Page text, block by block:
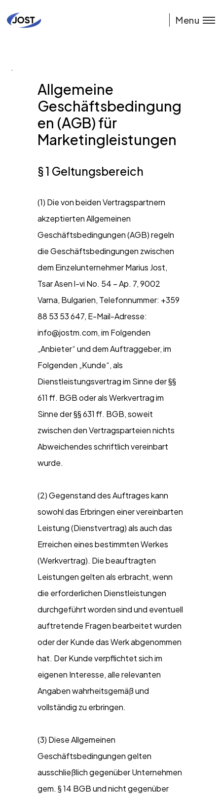
Menu
.
Allgemeine
Geschäftsbedingung
en (AGB) für
Marketingleistungen
§ 1 Geltungsbereich
(1) Die von beiden Vertragspartnern
akzeptierten Allgemeinen
Geschäftsbedingungen (AGB) regeln
die Geschäftsbedingungen zwischen
dem Einzelunternehmer Marius Jost,
Tsar Asen l-vi No. 54 – Ap. 7, 9002
Varna, Bulgarien, Telefonnummer: +359
88 53 53 647, E-Mail-Adresse:
info@jostm.com, im Folgenden
„Anbieter“ und dem Auftraggeber, im
Folgenden „Kunde“, als
Dienstleistungsvertrag im Sinne der §§
611 ff. BGB oder als Werkvertrag im
Sinne der §§ 631 ff. BGB, soweit
zwischen den Vertragsparteien nichts
Abweichendes schriftlich vereinbart
wurde.
(2) Gegenstand des Auftrages kann
sowohl das Erbringen einer vereinbarten
Leistung (Dienstvertrag) als auch das
Erreichen eines bestimmten Werkes
(Werkvertrag). Die beauftragten
Leistungen gelten als erbracht, wenn
die erforderlichen Dienstleistungen
durchgeführt worden sind und eventuell
auftretende Fragen bearbeitet wurden
oder der Kunde das Werk abgenommen
hat. Der Kunde verpflichtet sich im
eigenen Interesse, alle relevanten
Angaben wahrheitsgemäß und
vollständig zu erbringen.
(3) Diese Allgemeinen
Geschäftsbedingungen gelten
ausschließlich gegenüber Unternehmen
gem. § 14 BGB und nicht gegenüber